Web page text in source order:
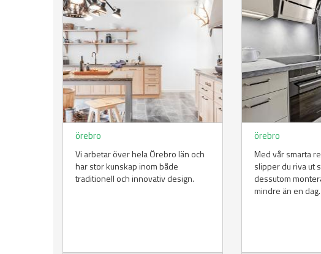
örebro
Vi arbetar över hela Örebro län och
har stor kunskap inom både
traditionell och innovativ design.
örebro
Med vår smarta
slipper du riva ut
dessutom
mindre än en dag.